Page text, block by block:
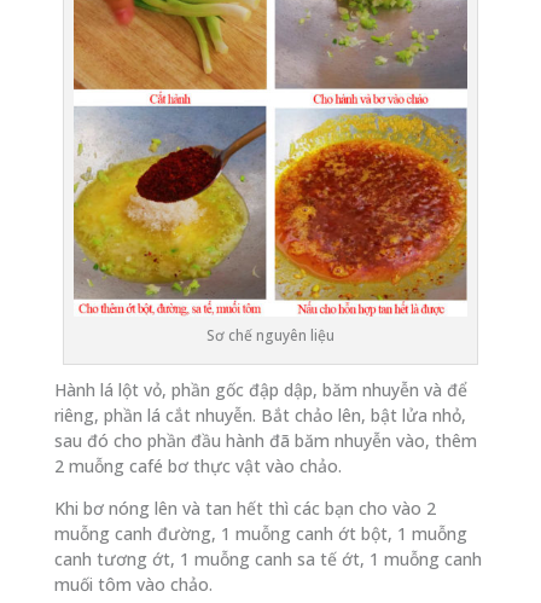
Sơ chế nguyên liệu
Hành lá lột vỏ, phần gốc đập dập, băm nhuyễn và để
riêng, phần lá cắt nhuyễn. Bắt chảo lên, bật lửa nhỏ,
sau đó cho phần đầu hành đã băm nhuyễn vào, thêm
2 muỗng café bơ thực vật vào chảo.
Khi bơ nóng lên và tan hết thì các bạn cho vào 2
muỗng canh đường, 1 muỗng canh ớt bột, 1 muỗng
canh tương ớt, 1 muỗng canh sa tế ớt, 1 muỗng canh
muối tôm vào chảo.